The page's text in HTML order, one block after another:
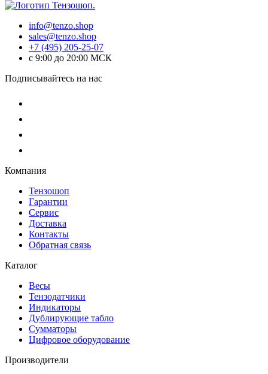
info@tenzo.shop
sales@tenzo.shop
+7 (495) 205-25-07
с 9:00 до 20:00 МСК
Подписывайтесь на нас
Компания
Тензошоп
Гарантии
Сервис
Доставка
Контакты
Обратная связь
Каталог
Весы
Тензодатчики
Индикаторы
Дублирующие табло
Сумматоры
Цифровое оборудование
Производители